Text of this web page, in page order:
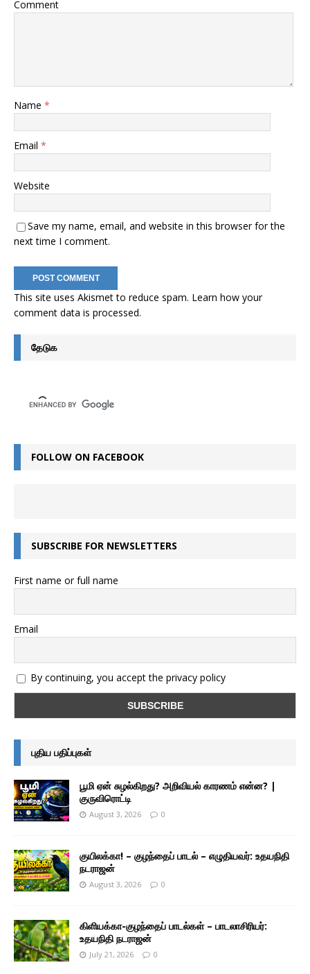
Comment
Name *
Email *
Website
Save my name, email, and website in this browser for the
next time I comment.
This site uses Akismet to reduce spam. Learn how your
comment data is processed.
தேடுக
FOLLOW ON FACEBOOK
SUBSCRIBE FOR NEWSLETTERS
First name or full name
Email
By continuing, you accept the privacy policy
புதிய பதிப்புகள்
பூமி ஏன் சுழல்கிறது? அறிவியல் காரணம் என்ன? |
குருவிரொட்டி
August 3, 2026 0
குயிலக்கா! – குழந்தைப் பாடல் – எழுதியவர்: உதயநிதி
நடராஜன்
August 3, 2026 0
கிளியக்கா-குழந்தைப் பாடல்கள் – பாடலாசிரியர்:
உதயநிதி நடராஜன்
July 21, 2026 0